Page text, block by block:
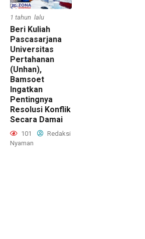
1 tahun lalu
Beri Kuliah
Pascasarjana
Universitas
Pertahanan
(Unhan),
Bamsoet
Ingatkan
Pentingnya
Resolusi Konflik
Secara Damai
101
Redaksi
Nyaman